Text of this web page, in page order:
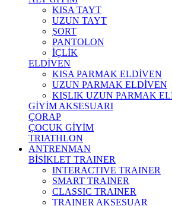
KISA TAYT
UZUN TAYT
ŞORT
PANTOLON
İÇLİK
ELDİVEN
KISA PARMAK ELDİVEN
UZUN PARMAK ELDİVEN
KIŞLIK UZUN PARMAK
GİYİM AKSESUARI
ÇORAP
ÇOCUK GİYİM
TRIATHLON
ANTRENMAN
BİSİKLET TRAINER
INTERACTIVE TRAINER
SMART TRAINER
CLASSIC TRAINER
TRAINER AKSESUAR